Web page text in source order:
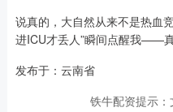
说真的，大自然从来不是热血
进ICU才丢人”瞬间点醒我——
发布于：云南省
铁牛配资提示：